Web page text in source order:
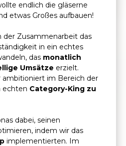
endlich die gläserne
etwas Großes aufbauen!
der Zusammenarbeit das
in ein echtes
das monatlich
Umsätze erzielt.
ambitioniert im Bereich der
echten Category-King zu
dabei, seinen
indem wir das
implementierten. Im